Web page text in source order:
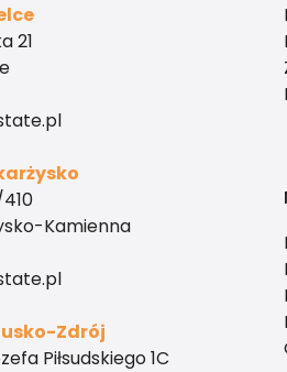
21
Kamienna
Zdrój
Piłsudskiego 1C